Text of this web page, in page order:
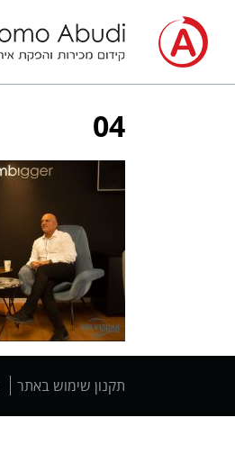
04
תקנון שימוש באתר